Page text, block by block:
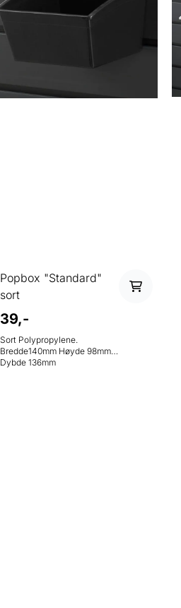
Popbox "Standard"
sort
39,-
Sort Polypropylene.
Bredde140mm Høyde 98mm